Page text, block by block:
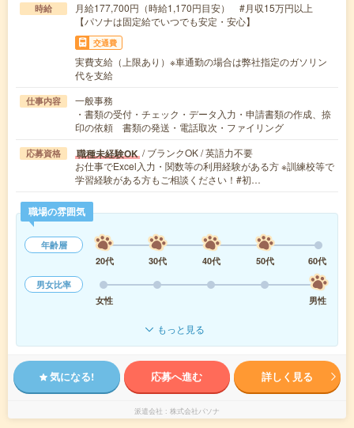
時給
月給177,700円（時給1,170円目安） #月収15万円以上
【パソナは固定給でいつでも安定・安心】
交通費
実費支給（上限あり）※車通勤の場合は弊社指定のガソリン
代を支給
仕事内容
一般事務
・書類の受付・チェック・データ入力・申請書類の作成、捺
印の依頼 書類の発送・電話取次・ファイリング
応募資格 職種未経験OK / ブランクOK / 英語力不要
お仕事でExcel入力・関数等の利用経験がある方 ※訓練校等で
学習経験がある方もご相談ください！#初…
職場の雰囲気
年齢層
20代
30代 40代 50代
60代
男女比率
女性
男性
もっと見る
気になる! 応募へ進む 詳しく見る
派遣会社 株式会社パソナ